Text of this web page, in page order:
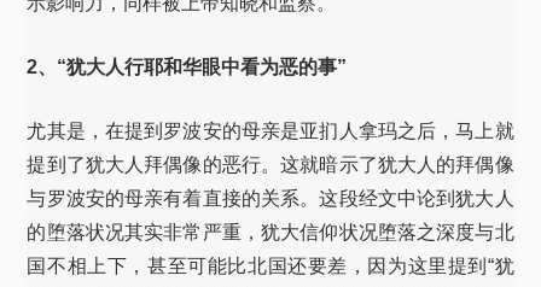
2、“犹大人行耶和华眼中看为恶的事”
尤其是，在提到罗波安的母亲是亚扪人拿玛之后，马上就
提到了犹大人拜偶像的恶行。这就暗示了犹大人的拜偶像
与罗波安的母亲有着直接的关系。这段经文中论到犹大人
的堕落状况其实非常严重，犹大信仰状况堕落之深度与北
国不相上下，甚至可能比北国还要差，因为这里提到“犹